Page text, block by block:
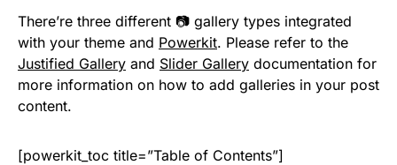
There’re three different 📷 gallery types integrated
with your theme and Powerkit. Please refer to the
Justified Gallery and Slider Gallery documentation for
more information on how to add galleries in your post
content.
[powerkit_toc title=”Table of Contents”]